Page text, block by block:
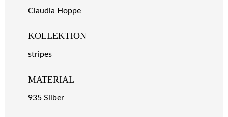
Claudia Hoppe
KOLLEKTION
stripes
MATERIAL
935 Silber